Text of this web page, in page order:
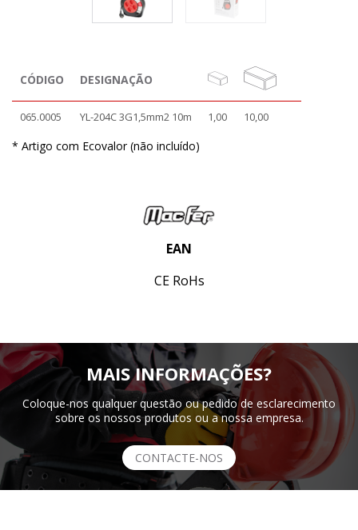
CÓDIGO DESIGNAÇÃO
065.0005 YL-204C 3G1,5mm2 10m 1,00 10,00
* Artigo com Ecovalor (não incluído)
EAN
CE RoHs
MAIS INFORMAÇÕES?
Coloque-nos qualquer questão ou pedido de esclarecimento
sobre os nossos produtos ou a nossa empresa.
CONTACTE-NOS